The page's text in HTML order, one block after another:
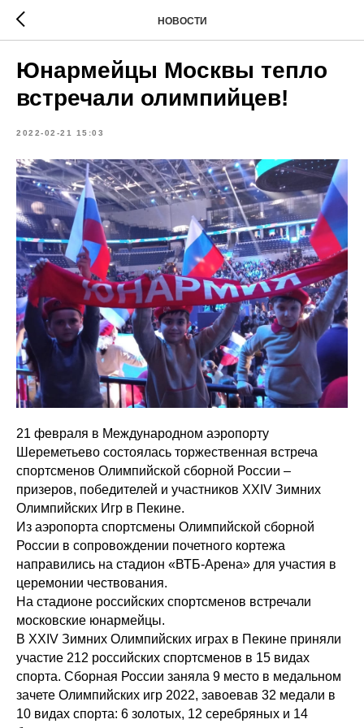
НОВОСТИ
Юнармейцы Москвы тепло
встречали олимпийцев!
2022-02-21 15:03
21 февраля в Международном аэропорту
Шереметьево состоялась торжественная встреча
спортсменов Олимпийской сборной России –
призеров, победителей и участников ХХIV Зимних
Олимпийских Игр в Пекине.
Из аэропорта спортсмены Олимпийской сборной
России в сопровождении почетного кортежа
направились на стадион «ВТБ-Арена» для участия в
церемонии чествования.
На стадионе российских спортсменов встречали
московские юнармейцы.
В ХХIV Зимних Олимпийских играх в Пекине приняли
участие 212 российских спортсменов в 15 видах
спорта. Сборная России заняла 9 место в медальном
зачете Олимпийских игр 2022, завоевав 32 медали в
10 видах спорта: 6 золотых, 12 серебряных и 14